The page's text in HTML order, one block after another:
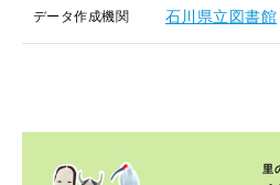
データ作成機関 石川県立図書館
里